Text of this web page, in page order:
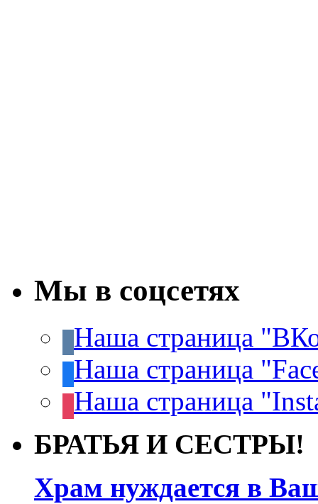
Мы в соцсетях
Наша страница
Наша страница
Наша страница
БРАТЬЯ И СЕСТРЫ!
Храм нуждается в